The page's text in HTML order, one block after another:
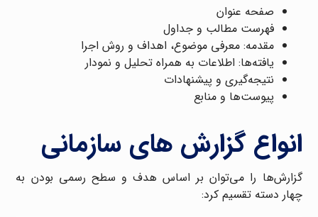
صفحه عنوان
فهرست مطالب و جداول
مقدمه: معرفی موضوع، اهداف و روش اجرا
یافته‌ها: اطلاعات به همراه تحلیل و نمودار
نتیجه‌گیری و پیشنهادات
پیوست‌ها و منابع
انواع گزارش های سازمانی
گزارش‌ها را می‌توان بر اساس هدف و سطح رسمی بودن به
چهار دسته تقسیم کرد: